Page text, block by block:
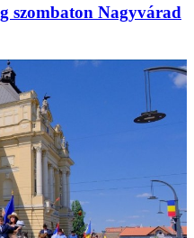
szombaton Nagyvárad